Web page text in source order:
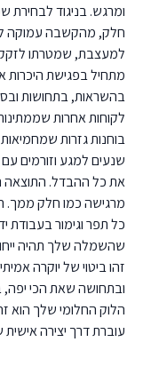
ומרגש. בניגוד
חלק, מהקשבה עמוקה
למעצבת, שמטרתו לזקק
מתחיל בפגישת היכרות
בהשראות, בתחושות
לקוחות אחרות
בוחנות גזרות
שנעים למגע וזורמים
את כל ההבדל. התוצאה
מרגישה כמו חלק ממך.
כל תפר וגימור בעבודת
שהשמלה שלך תהיה
זהו ביטוי של יוקרה
ובתחושה שאת הכי יפה,
הלוק החלומי שלך הוא
עוברת דרך יצירה